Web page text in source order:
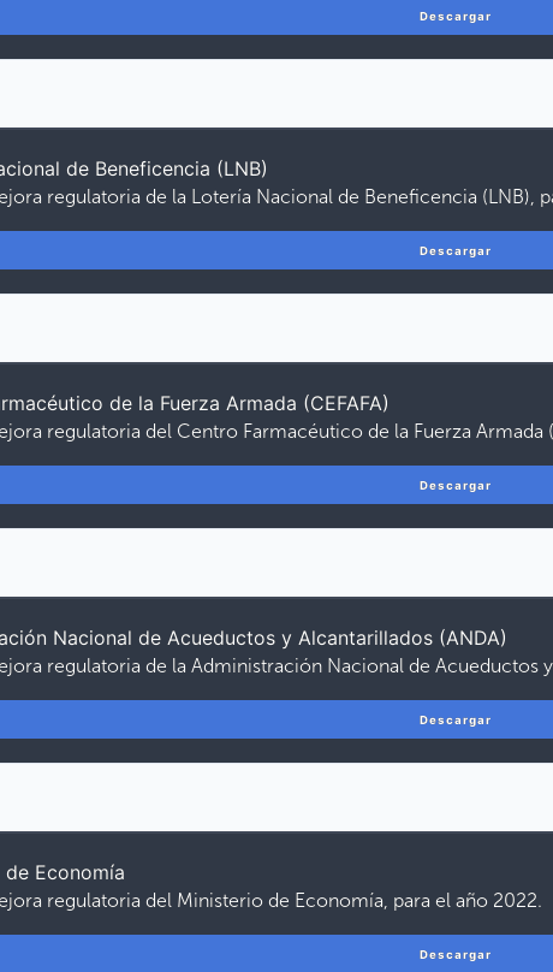
Descargar
de Beneficencia (LNB)
regulatoria de la Lotería Nacional de Beneficencia (LNB),
Descargar
de la Fuerza Armada (CEFAFA)
regulatoria del Centro Farmacéutico de la Fuerza Armada
Descargar
Nacional de Acueductos y Alcantarillados (ANDA)
regulatoria de la Administración Nacional de Acueductos
Descargar
Economía
regulatoria del Ministerio de Economía, para el año 2022.
Descargar